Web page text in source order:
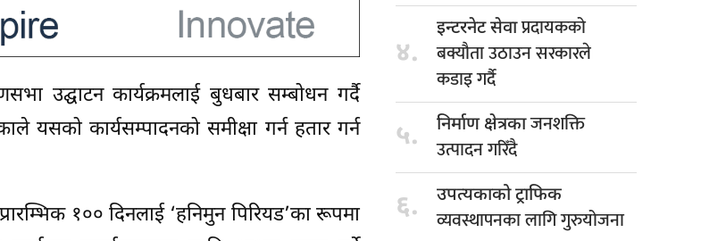
उद्घाटन कार्यक्रमलाई बुधबार सम्बोधन गर्दै
यसको कार्यसम्पादनको समीक्षा गर्न हतार गर्न
१०० दिनलाई ‘हनिमुन पिरियड’का रूपमा
४.
इन्टरनेट सेवाप्रदायकको
बक्यौता उठाउन सरकारले
कडाइ गर्दै
५. निर्माण क्षेत्रकाजनशक्ति
उत्पादन गरिँदै
६. उपत्यकाको ट्राफिक
व्यवस्थापनका लागि गुरुयोजना